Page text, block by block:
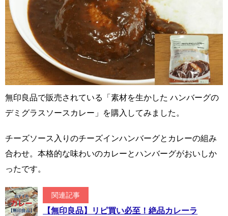
無印良品で販売されている「素材を生かした ハンバーグの
デミグラスソースカレー」を購入してみました。
チーズソース入りのチーズインハンバーグとカレーの組み
合わせ。本格的な味わいのカレーとハンバーグがおいしか
ったです。
関連記事
【無印良品】リピ買い必至！絶品カレーラ